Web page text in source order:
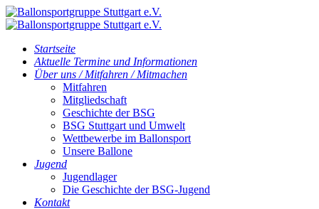
Startseite
Aktuelle Termine und Informationen
Über uns / Mitfahren / Mitmachen
Mitfahren
Mitgliedschaft
Geschichte der BSG
BSG Stuttgart und Umwelt
Wettbewerbe im Ballonsport
Unsere Ballone
Jugend
Jugendlager
Die Geschichte der BSG-Jugend
Kontakt